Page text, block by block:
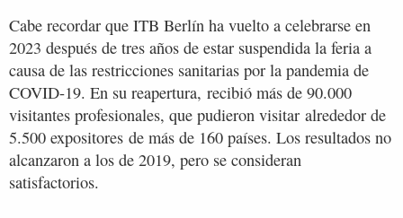
Cabe recordar que ITB Berlín ha vuelto a celebrarse en
2023 después de tres años de estar suspendida la feria a
causa de las restricciones sanitarias por la pandemia de
COVID-19. En su reapertura, recibió más de 90.000
visitantes profesionales, que pudieron visitar alrededor de
5.500 expositores de más de 160 países. Los resultados no
alcanzaron a los de 2019, pero se consideran
satisfactorios.